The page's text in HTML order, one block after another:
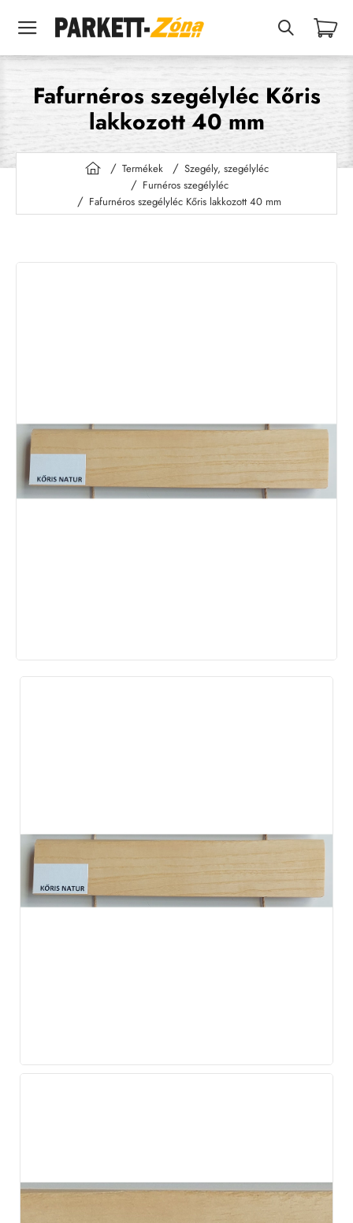
Fafurnéros szegélyléc Kőris
lakkozott 40 mm
h
m
Termékek
Szegély, szegélyléc
Furnéros szegélyléc
Fafurnéros szegélyléc Kőris lakkozott 40 mm